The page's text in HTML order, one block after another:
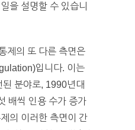
을 설명할 수 있습니
제의 또 다른 측면은
입니다. 이는
된 분야로, 1990년대
배씩 인용 수가 증가
의 이러한 측면이 간